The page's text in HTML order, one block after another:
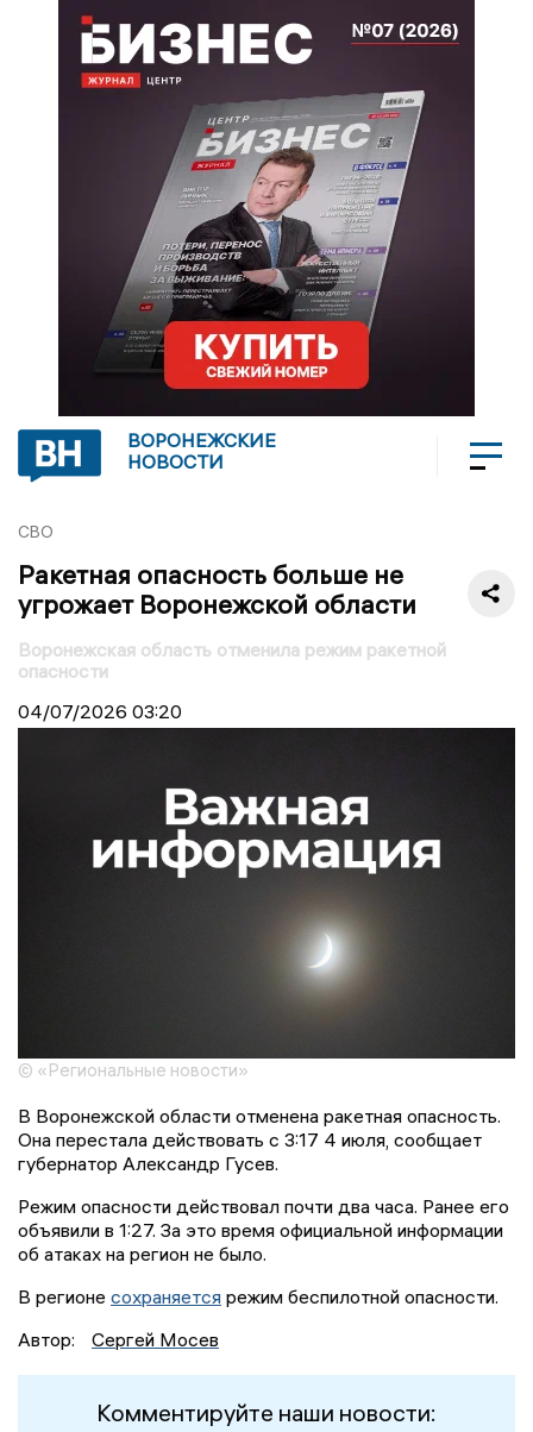
ВОРОНЕЖСКИЕ
НОВОСТИ
СВО
Ракетная опасность больше не
угрожает Воронежской области
Воронежская область отменила режим ракетной
опасности
04/07/2026 03:20
© «Региональные новости»
В Воронежской области отменена ракетная опасность.
Она перестала действовать с 3:17 4 июля, сообщает
губернатор Александр Гусев.
Режим опасности действовал почти два часа. Ранее его
объявили в 1:27. За это время официальной информации
об атаках на регион не было.
В регионе сохраняется режим беспилотной опасности.
Автор:
Сергей Мосев
Комментируйте наши новости: